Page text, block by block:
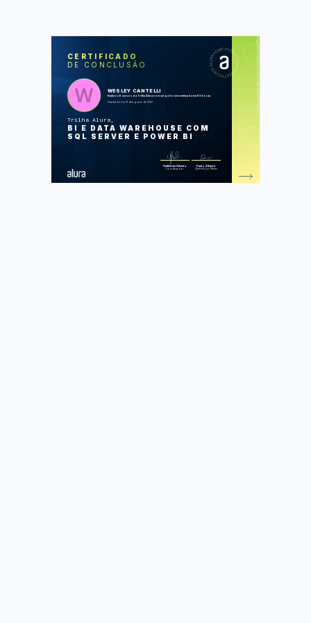
CERTIFICADO
DE CONCLUSÃO
WESLEY CANTELLI
finalizou 6 cursos da Trilha Alura com carga horária estimada em 60 horas.
Finalizado em 31 de agosto de 2020
Trilha Alura
BI E DATA WAREHOUSE COM
SQL SERVER E POWER BI
Guilherme Silveira
Coordenador
Paulo Silveira
Chief Vision Officer
CUR
SOS
Business Intelligence: trabalhando com
Data Warehouse
ETL com Integration Services:
Report Analysis com Power BI:
gerando relatórios empresariais
Foram feitas 350 de 350 atividades.